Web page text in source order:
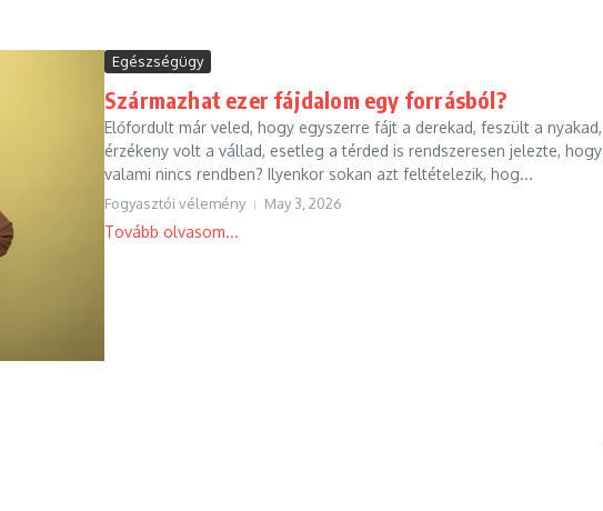
Egészségügy
Származhat ezer fájdalom egy forrásból?
Előfordult már veled, hogy egyszerre fájt a derekad, feszült a nyakad,
érzékeny volt a vállad, esetleg a térded is rendszeresen jelezte, hogy
valami nincs rendben? Ilyenkor sokan azt feltételezik, hog...
Fogyasztói vélemény May 3, 2026
Tovább olvasom...